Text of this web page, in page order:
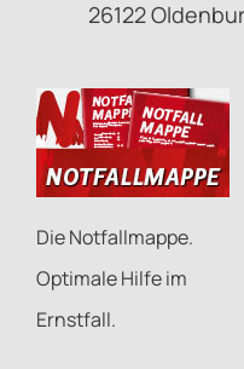
26122
Die Notfallmappe.
Optimale Hilfe im
Ernstfall.